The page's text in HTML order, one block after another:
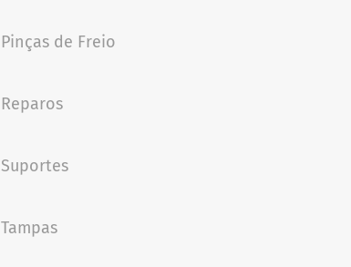
Pinças de Freio
Reparos
Suportes
Tampas